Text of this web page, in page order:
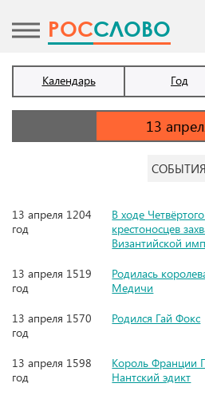
POCСЛОВО
Календарь Год
СОБЫТИЯ
13 апреля 1204
год
В ходе
крестоносцев
Византийской
13 апреля 1519
год
Родилась
Медичи
13 апреля 1570
год
Родился Гай Фокс
13 апреля 1598
год
Король Франции
Нантский эдикт